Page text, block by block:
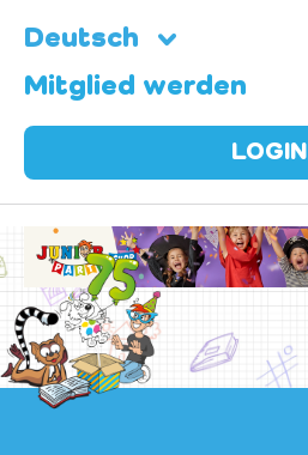
Deutsch
Mitglied werden
LOGIN